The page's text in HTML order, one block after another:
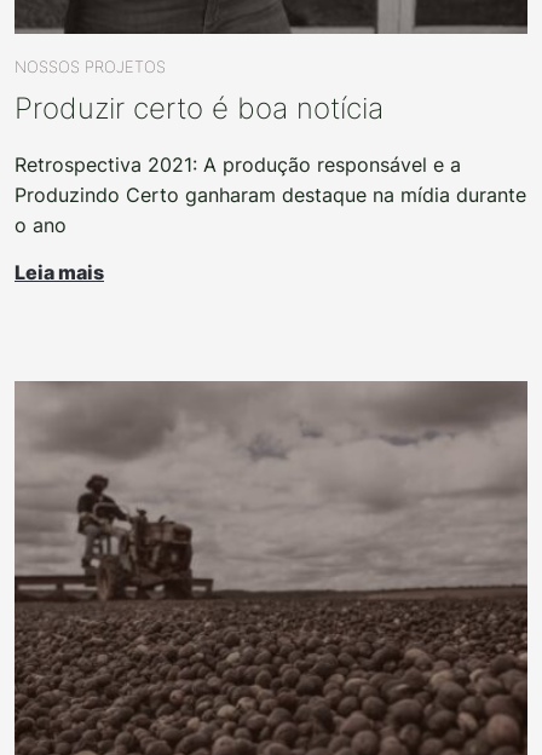
NOSSOS PROJETOS
Produzir certo é boa notícia
Retrospectiva 2021: A produção responsável e a
Produzindo Certo ganharam destaque na mídia durante
o ano
Leia mais